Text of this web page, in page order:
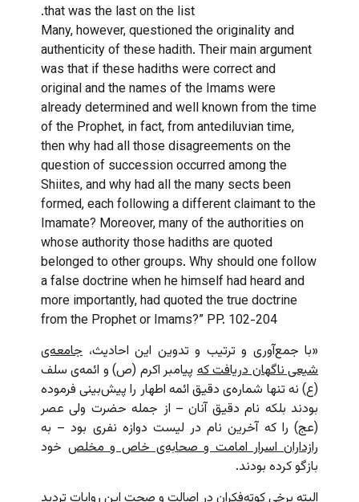
that was the last on the list.
Many, however, questioned the originality and
authenticity of these hadith. Their main argument
was that if these hadiths were correct and
original and the names of the Imams were
already determined and well known from the time
of the Prophet, in fact, from antediluvian time,
then why had all those disagreements on the
question of succession occurred among the
Shiites, and why had all the many sects been
formed, each following a different claimant to the
Imamate? Moreover, many of the authorities on
whose authority those hadiths are quoted
belonged to other groups. Why should one follow
a false doctrine when he himself had heard and
more importantly, had quoted the true doctrine
from the Prophet or Imams?” PP. 102-204
«با جمع‌آوری و ترتیب و تدوین این احادیث، جامعه‌ی
شیعی ناگهان دریافت کهپیامبر اکرم (ص) و ائمه‌ی سلف
(ع) نه تنها شماره‌ی دقیق ائمه اطهار را پیش‌بینی فرموده
بودند بلکه نام دقیق آنان – از جمله حضرت ولی عصر
(عج) را که آخرین نام در لیست دوازه نفری بود – به
رازداران اسرار امامت و صحابه‌ی خاص و مخلص خود
بازگو کرده بودند.